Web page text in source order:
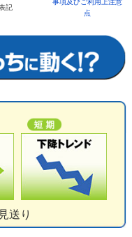
記
事項及びご利用上注意
点
送り